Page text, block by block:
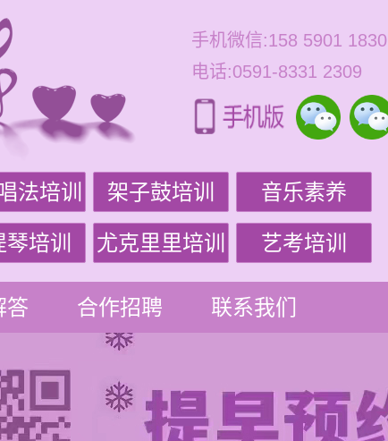
手机微信:158 5901 1830
电话:0591-8331 2309
法培训 架子鼓培训 音乐素养
培训 尤克里里培训 艺考培训
答 合作招聘 联系我们